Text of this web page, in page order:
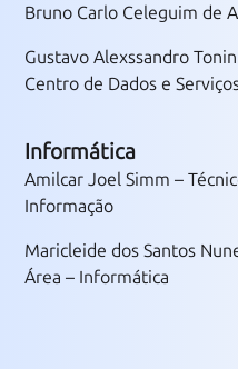
Bruno Carlo Celeguim de
Gustavo Alexssandro
Centro de Dados e
Informática
Amilcar Joel Simm –
Informação
Maricleide dos Santos
Área – Informática